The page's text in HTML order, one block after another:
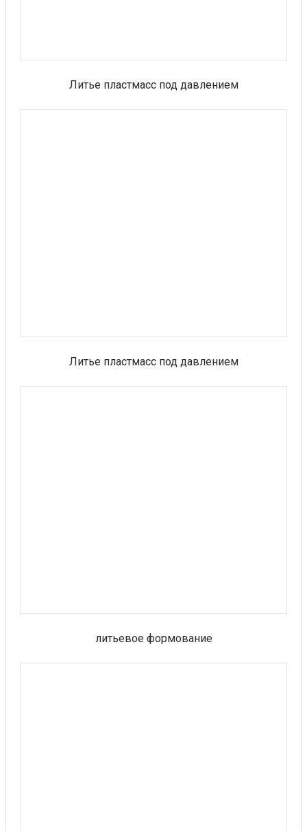
Литье пластмасс под давлением
Литье пластмасс под давлением
литьевое формование